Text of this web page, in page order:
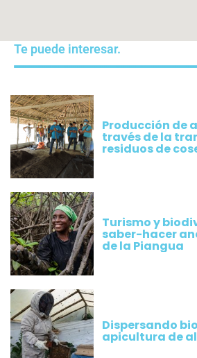
Te puede interesar.
Producción de
través de la
residuos de
Turismo y
saber-hacer
de la Piangua
Dispersando
apicultura de